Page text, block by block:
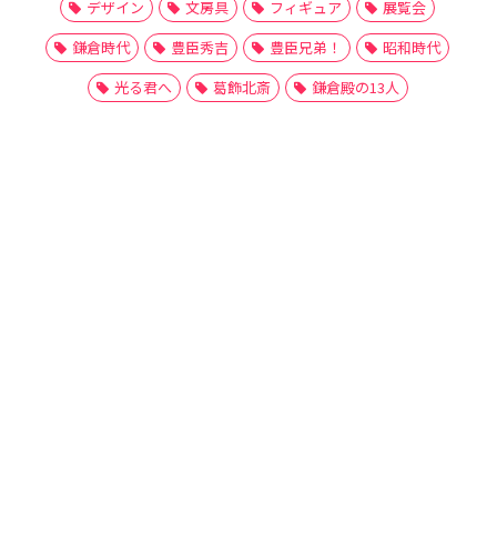
デザイン
文房具 フィギュア
展覧会
鎌倉時代
豊臣秀吉 豊臣兄弟！
昭和時代
光る君へ
葛飾北斎 鎌倉殿の13人